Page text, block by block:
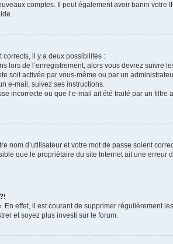
comptes. Il peut également avoir banni votre
corrects, il y a deux possibilités :
lors de l’enregistrement, alors vous devrez suivre
soit activée par vous-même ou par un
e-mail, suivez ses instructions.
incorrecte ou que l’e-mail ait été traité par un filtre
d’utilisateur et votre mot de passe soient
que le propriétaire du site Internet ait une erreur
En effet, il est courant de supprimer régulièrement
et soyez plus investi sur le forum.